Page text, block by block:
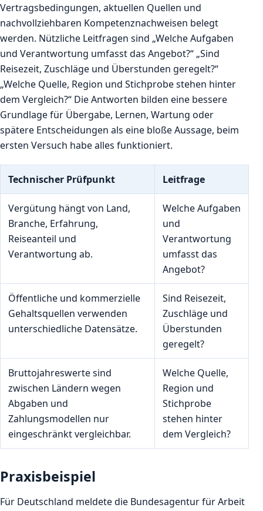
Vertragsbedingungen, aktuellen Quellen und
nachvollziehbaren Kompetenznachweisen belegt
werden. Nützliche Leitfragen sind „Welche Aufgaben
und Verantwortung umfasst das Angebot?“ „Sind
Reisezeit, Zuschläge und Überstunden geregelt?“
„Welche Quelle, Region und Stichprobe stehen hinter
dem Vergleich?“ Die Antworten bilden eine bessere
Grundlage für Übergabe, Lernen, Wartung oder
spätere Entscheidungen als eine bloße Aussage, beim
ersten Versuch habe alles funktioniert.
Technischer Prüfpunkt Leitfrage
Vergütung hängt von Land,
Branche, Erfahrung,
Reiseanteil und
Verantwortung ab.
Welche Aufgaben
und
Verantwortung
umfasst das
Angebot?
Öffentliche und kommerzielle
Gehaltsquellen verwenden
unterschiedliche Datensätze.
Sind Reisezeit,
Zuschläge und
Überstunden
geregelt?
Bruttojahreswerte sind
zwischen Ländern wegen
Abgaben und
Zahlungsmodellen nur
eingeschränkt vergleichbar.
Welche Quelle,
Region und
Stichprobe
stehen hinter
dem Vergleich?
Praxisbeispiel
Für Deutschland meldete die Bundesagentur für Arbeit